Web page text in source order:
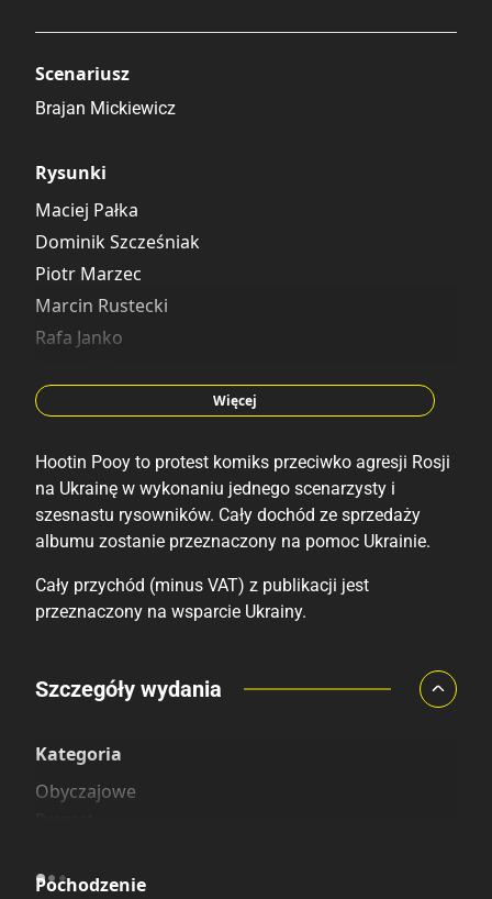
Scenariusz
Brajan Mickiewicz
Rysunki
Maciej Pałka
Dominik Szcześniak
Piotr Marzec
Marcin Rustecki
Rafa Janko
Rafał T.
Josh Bayer
Szymon Kaźmierczak
Jakub Topor
Wojciech Stefaniec
Leszek Kassijan-Wicherek
Więcej
Hootin Pooy to protest komiks przeciwko agresji Rosji
na Ukrainę w wykonaniu jednego scenarzysty i
szesnastu rysowników. Cały dochód ze sprzedaży
albumu zostanie przeznaczony na pomoc Ukrainie.
Cały przychód (minus VAT) z publikacji jest
przeznaczony na wsparcie Ukrainy.
Porównaj ceny
Szczegóły wydania
Kategoria
Obyczajowe
Pochodzenie